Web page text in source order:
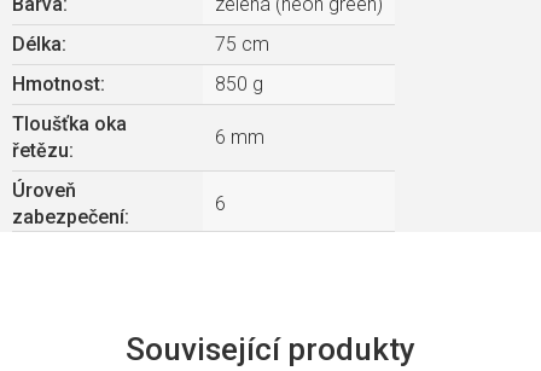
Související produkty
Délka:
75 cm
Hmotnost:
850 g
Tloušťka oka
řetězu:
6 mm
Úroveň
zabezpečení:
6